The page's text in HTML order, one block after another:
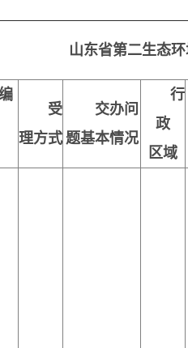
山东省第二生态
受
理方式
交办问
题基本情况
行
政
区域